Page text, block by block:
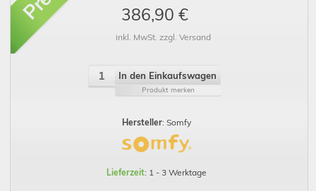
386,90 €
inkl. MwSt. zzgl. Versand
In den Einkaufswagen
Produkt merken
Hersteller: Somfy
Lieferzeit: 1 - 3 Werktage